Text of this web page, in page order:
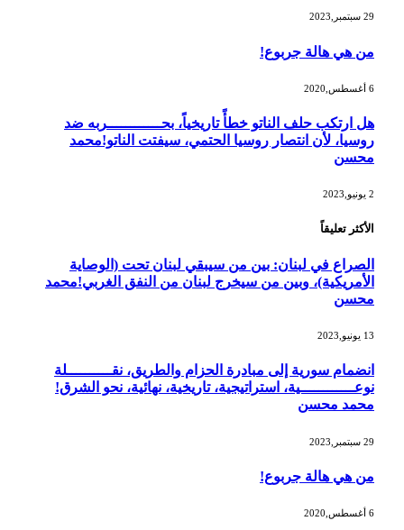
29 سبتمبر,2023
من هي هالة جربوع!
هل ارتكب حلف الناتو خطأً تاريخياً، بحــــــــــــربه ضد
روسيا، لأن انتصار روسيا الحتمي، سيفتت الناتو!محمد
محسن
الأكثر تعليقاً
الصراع في لبنان: بين من سيبقي لبنان تحت (الوصاية
الأمريكية)، وبين من سيخرج لبنان من النفق الغربي!محمد
محسن
13 يونيو,2023
انضمام سورية إلى مبادرة الحزام والطريق، نقــــــــــلة
نوعــــــــــــية، استراتيجية، تاريخية، نهائية، نحو الشرق!
محمد محسن
29 سبتمبر,2023
من هي هالة جربوع!